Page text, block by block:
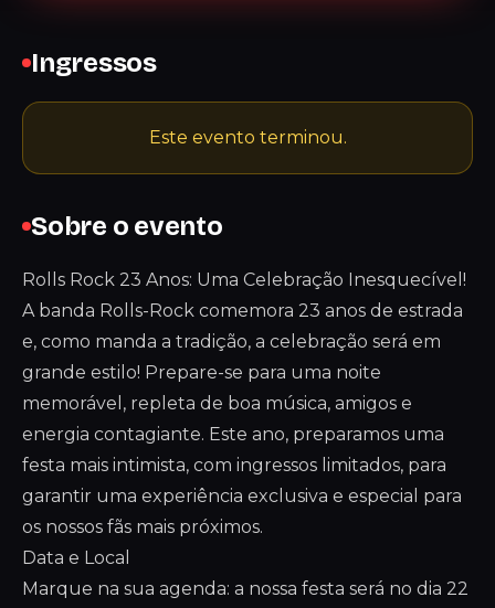
Sobre o evento
Rolls Rock 23 Anos: Uma Celebração Inesquecível!
A banda Rolls-Rock comemora 23 anos de estrada
e, como manda a tradição, a celebração será em
grande estilo! Prepare-se para uma noite
memorável, repleta de boa música, amigos e
energia contagiante. Este ano, preparamos uma
festa mais intimista, com ingressos limitados, para
garantir uma experiência exclusiva e especial para
os nossos fãs mais próximos.
Data e Local
Marque na sua agenda: a nossa festa será no dia 22
Ingressos
Este evento terminou.